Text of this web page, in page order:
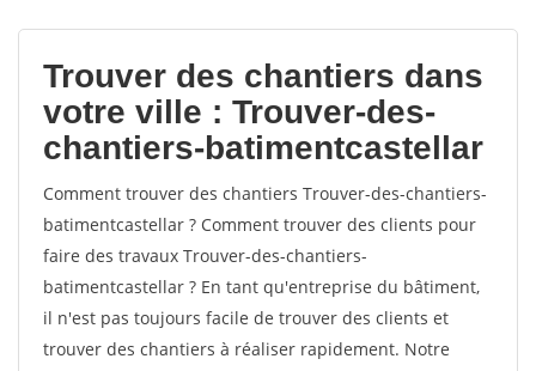
votes
Trouver des chantiers dans
votre ville : Trouver-des-
chantiers-batimentcastellar
Comment trouver des chantiers Trouver-des-chantiers-
batimentcastellar ? Comment trouver des clients pour
faire des travaux Trouver-des-chantiers-
batimentcastellar ? En tant qu'entreprise du bâtiment,
il n'est pas toujours facile de trouver des clients et
trouver des chantiers à réaliser rapidement. Notre